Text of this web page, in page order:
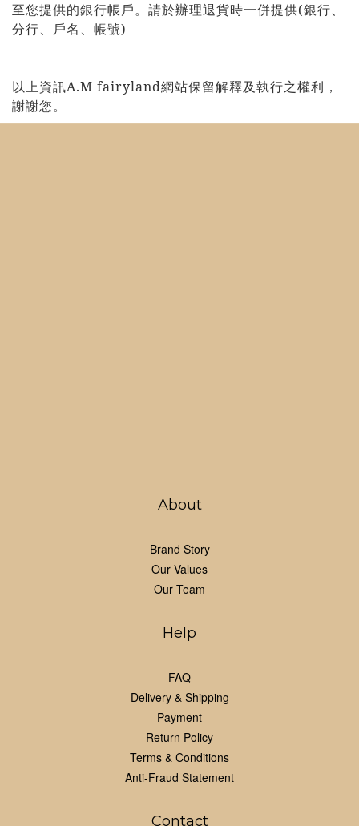
至您提供的銀行帳戶。 請於辦理退貨時一併提供(銀行、
分行、戶名、帳號)
以上資訊A.M fairyland網站保留解釋及執行之權利，
謝謝您。
About
Brand Story
Our Values
Our Team
Help
FAQ
Delivery & Shipping
Payment
Return Policy
Terms & Conditions
Anti-Fraud Statement
Contact